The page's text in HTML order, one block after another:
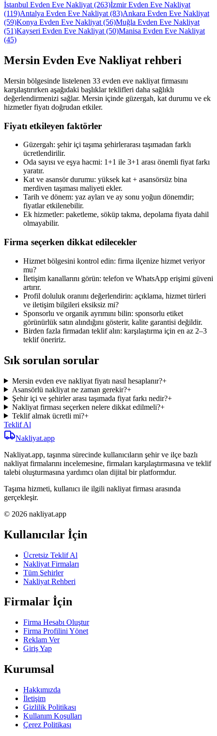
İstanbul Evden Eve Nakliyat (263)İzmir Evden Eve Nakliyat
(119)Antalya Evden Eve Nakliyat (83)Ankara Evden Eve Nakliyat
(59)Konya Evden Eve Nakliyat (56)Muğla Evden Eve Nakliyat
(51)Kayseri Evden Eve Nakliyat (50)Manisa Evden Eve Nakliyat
(45)
Mersin Evden Eve Nakliyat rehberi
Mersin bölgesinde listelenen 33 evden eve nakliyat firmasını
karşılaştırırken aşağıdaki başlıklar teklifleri daha sağlıklı
değerlendirmenizi sağlar. Mersin içinde güzergah, kat durumu ve ek
hizmetler fiyatı doğrudan etkiler.
Fiyatı etkileyen faktörler
Güzergah: şehir içi taşıma şehirlerarası taşımadan farklı
ücretlendirilir.
Oda sayısı ve eşya hacmi: 1+1 ile 3+1 arası önemli fiyat farkı
yaratır.
Kat ve asansör durumu: yüksek kat + asansörsüz bina
merdiven taşıması maliyeti ekler.
Tarih ve dönem: yaz ayları ve ay sonu yoğun dönemdir;
fiyatlar etkilenebilir.
Ek hizmetler: paketleme, söküp takma, depolama fiyata dahil
olmayabilir.
Firma seçerken dikkat edilecekler
Hizmet bölgesini kontrol edin: firma ilçenize hizmet veriyor
mu?
İletişim kanallarını görün: telefon ve WhatsApp erişimi güveni
artırır.
Profil doluluk oranını değerlendirin: açıklama, hizmet türleri
ve iletişim bilgileri eksiksiz mi?
Sponsorlu ve organik ayrımını bilin: sponsorlu etiket
görünürlük satın alındığını gösterir, kalite garantisi değildir.
Birden fazla firmadan teklif alın: karşılaştırma için en az 2–3
teklif öneririz.
Sık sorulan sorular
Mersin evden eve nakliyat fiyatı nasıl hesaplanır?+
Asansörlü nakliyat ne zaman gerekir?+
Şehir içi ve şehirler arası taşımada fiyat farkı nedir?+
Nakliyat firması seçerken nelere dikkat edilmeli?+
Teklif almak ücretli mi?+
Teklif Al
Nakliyat.app
Nakliyat.app, taşınma sürecinde kullanıcıların şehir ve ilçe bazlı
nakliyat firmalarını incelemesine, firmaları karşılaştırmasına ve teklif
talebi oluşturmasına yardımcı olan dijital bir platformdur.
Taşıma hizmeti, kullanıcı ile ilgili nakliyat firması arasında
gerçekleşir.
© 2026 nakliyat.app
Kullanıcılar İçin
Ücretsiz Teklif Al
Nakliyat Firmaları
Tüm Şehirler
Nakliyat Rehberi
Firmalar İçin
Firma Hesabı Oluştur
Firma Profilini Yönet
Reklam Ver
Giriş Yap
Kurumsal
Hakkımızda
İletişim
Gizlilik Politikası
Kullanım Koşulları
Çerez Politikası